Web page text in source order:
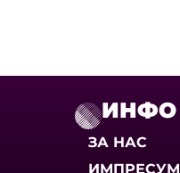
ИНФО
ЗА НАС
ИМПРЕСУМ